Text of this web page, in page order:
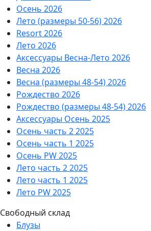
Осень 2026
Лето (размеры 50-56) 2026
Resort 2026
Лето 2026
Аксессуары Весна-Лето 2026
Весна 2026
Весна (размеры 48-54) 2026
Рождество 2026
Рождество (размеры 48-54) 2026
Аксессуары Осень 2025
Осень часть 2 2025
Осень часть 1 2025
Осень PW 2025
Лето часть 2 2025
Лето часть 1 2025
Лето PW 2025
Свободный склад
Блузы